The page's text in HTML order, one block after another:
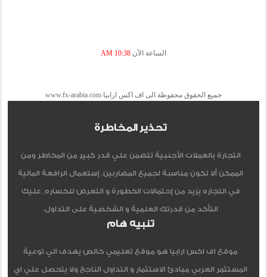
الساعة الآن 10:38 AM
جميع الحقوق محفوظة الى اف اكس ارابيا www.fx-arabia.com
تحذير المخاطرة
التجارة بالعملات الأجنبية تتضمن علي قدر كبير من المخاطر ومن
الممكن ألا تكون مناسبة لجميع المضاربين, إستعمال الرافعة المالية
في التجاره يزيد من إحتمالات الخطورة و التعرض للخساره, عليك
التأكد من قدرتك العلمية و الشخصية على التداول.
تنبيه هام
موقع اف اكس ارابيا هو موقع تعليمي خالص يهدف الي توعية
المستثمر العربي مبادئ الاستثمار و التداول الناجح ولا يتحصل علي اي